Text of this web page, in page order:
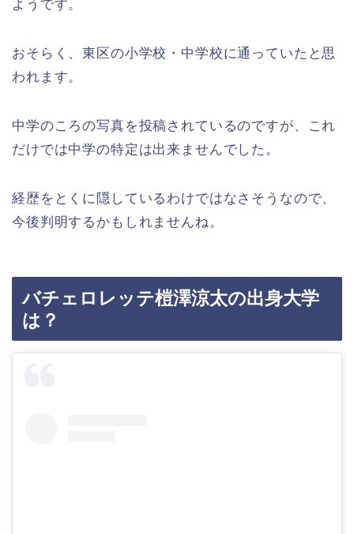
ようです。
おそらく、東区の小学校・中学校に通っていたと思
われます。
中学のころの写真を投稿されているのですが、これ
だけでは中学の特定は出来ませんでした。
経歴をとくに隠しているわけではなさそうなので、
今後判明するかもしれませんね。
バチェロレッテ榿澤涼太の出身大学
は？